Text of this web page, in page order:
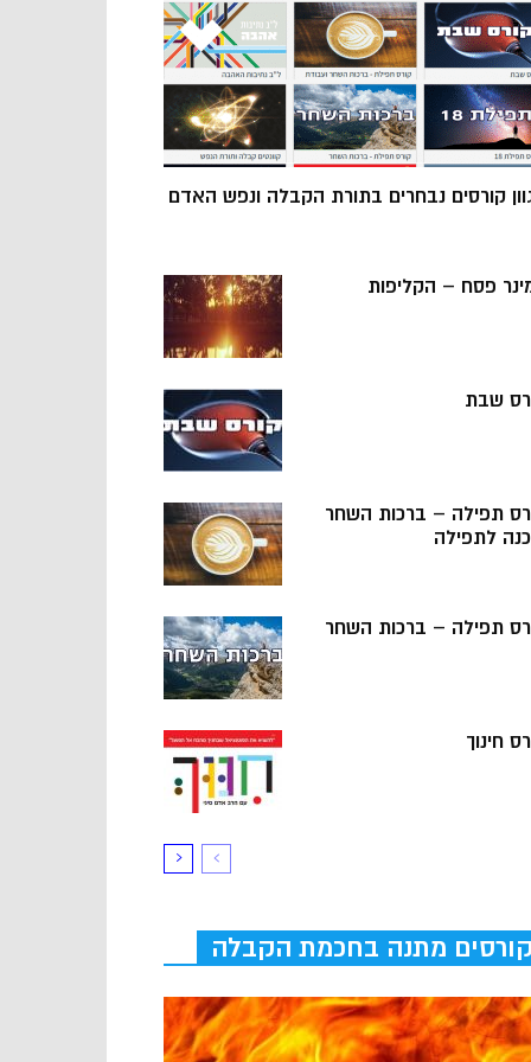
קורסים נבחרים בתורת הקבלה ונפש האדם
פסח – הקליפות
שבת
תפילה – ברכות השחר
לתפילה
תפילה – ברכות השחר
חינוך
קורסים מתנה בחכמת הקבלה